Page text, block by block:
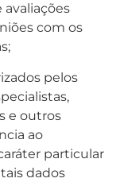
avaliações
com os
pelos
e outros
ao
particular
dados